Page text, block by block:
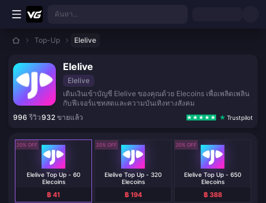
ข้ามไปเนื้อหาหลัก
ค้นหา...
Top-Up Elelive
Elelive
Elelive
เติมเงินเข้าบัญชี Elelive ของคุณด้วย Elecoins เพื่อเพลิดเพลิน
กับฟีเจอร์แชทสดและความบันเทิงทางสังคม
996 รีวิว932 ขายแล้ว Trustpilot
20% OFF
Elelive Top Up - 60
Elecoins
฿ 41
20% OFF
Elelive Top Up - 320
Elecoins
฿ 194
20% OFF
Elelive Top Up - 650
Elecoins
฿ 388